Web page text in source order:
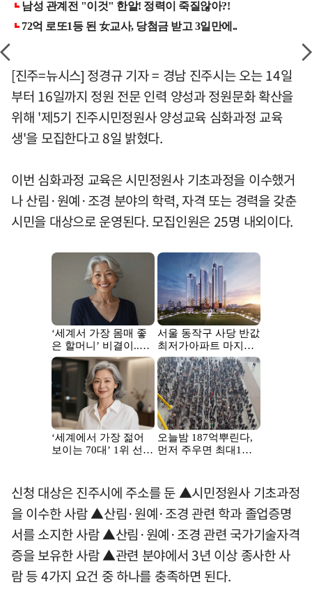
[진주=뉴시스] 정경규 기자 = 경남 진주시는 오는 14일
부터 16일까지 정원 전문 인력 양성과 정원문화 확산을
위해 '제5기 진주시민정원사 양성교육 심화과정 교육
생'을 모집한다고 8일 밝혔다.
이번 심화과정 교육은 시민정원사 기초과정을 이수했거
나 산림·원예·조경 분야의 학력, 자격 또는 경력을 갖춘
시민을 대상으로 운영된다. 모집인원은 25명 내외이다.
신청 대상은 진주시에 주소를 둔 ▲시민정원사 기초과정
을 이수한 사람 ▲산림·원예·조경 관련 학과 졸업증명
서를 소지한 사람 ▲산림·원예·조경 관련 국가기술자격
증을 보유한 사람 ▲관련 분야에서 3년 이상 종사한 사
람 등 4가지 요건 중 하나를 충족하면 된다.